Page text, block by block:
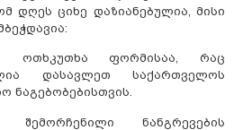
დღეს ციხე დაზიანებულია, მისი
ოთხკუთხა ფორმისაა, რაც
დასავლეთ საქართველოს
ნაგებობებისთვის.
შემორჩენილი ნანგრევების